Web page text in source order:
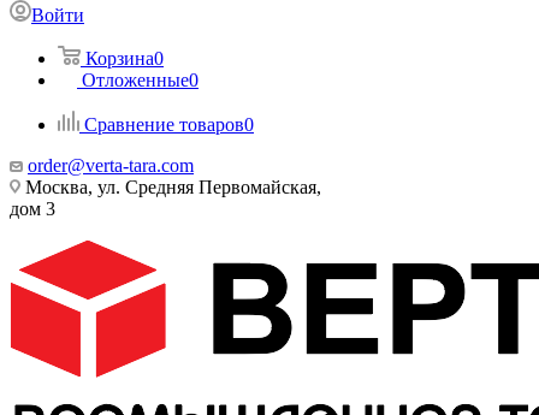
Войти
Корзина0
Отложенные0
Сравнение товаров0
order@verta-tara.com
Москва, ул. Средняя Первомайская,
дом 3